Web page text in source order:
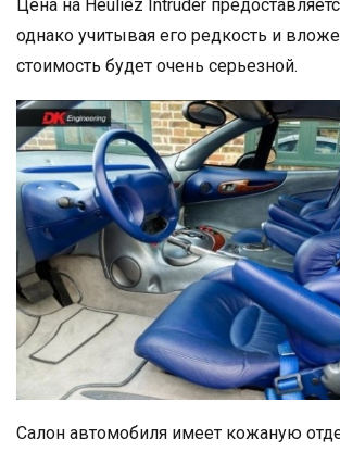
Цена на Heuliez Intruder
однако учитывая его редкость и
стоимость будет очень серьезной.
Салон автомобиля имеет кожаную